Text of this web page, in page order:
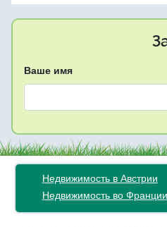
Ваше имя
Недвижимость в Австрии
Недвижимость во Франции